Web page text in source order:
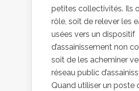
petites collectivités. Ils
rôle, soit de relever les
usées vers un dispositif
d’assainissement non
soit de les acheminer
réseau public
Quand utiliser un poste